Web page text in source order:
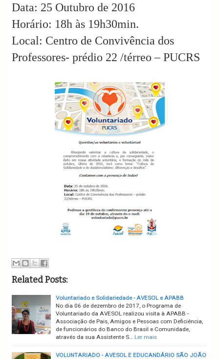
Data: 25 Outubro de 2016
Horário: 18h às 19h30min.
Local: Centro de Convivência dos
Professores- prédio 22 /térreo – PUCRS
Related Posts:
Voluntariado e Solidariedade - AVESOL e APABB
No dia 06 de dezembro de 2017, o Programa de
Voluntariado da AVESOL realizou visita à APABB -
Associação de Pais, Amigos e Pessoas com Deficiência,
de funcionários do Banco do Brasil e Comunidade,
através da sua Assistente S… Ler mais
VOLUNTARIADO - AVESOL E EDUCANDÁRIO SÃO JOÃO